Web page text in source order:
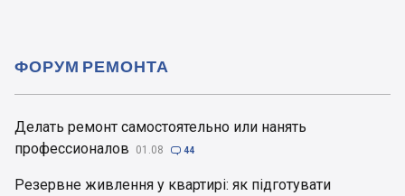
Делать ремонт самостоятельно или нанять
профессионалов
01.08  44
Резервне живлення у квартирі: як підготувати
ФОРУМ РЕМОНТА